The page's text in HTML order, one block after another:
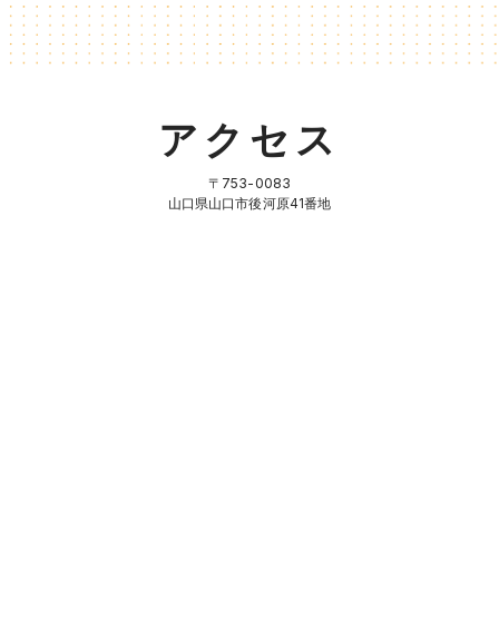
アクセス
〒753-0083
山口県山口市後河原41番地